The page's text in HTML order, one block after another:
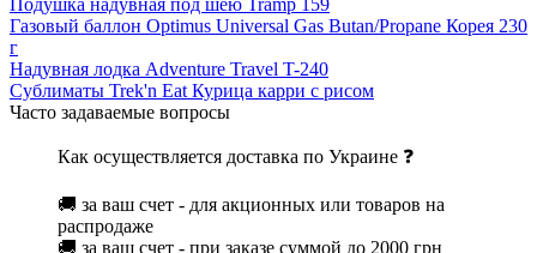
Подушка надувная под шею Tramp 159
Газовый баллон Optimus Universal Gas Butan/Propane Корея 230
г
Надувная лодка Adventure Travel T-240
Сублиматы Trek'n Eat Курица карри с рисом
Часто задаваемые вопросы
Как осуществляется доставка по Украине ❓
🚚 за ваш счет - для акционных или товаров на
распродаже
🚚 за ваш счет - при заказе суммой до 2000 грн